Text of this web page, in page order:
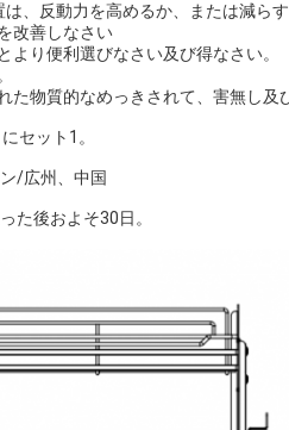
、反動力を高めるか、または減らす
改善しなさい
より便利選びなさい及び得なさい。
た物質的なめっきされて、害無し及
セット1。
/広州、中国
た後およそ30日。